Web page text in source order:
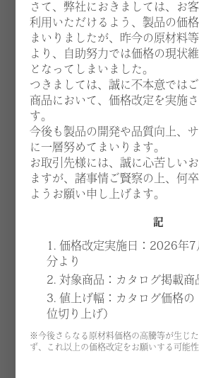
さて、弊社におきましては、お
利用いただけるよう、製品の価
まいりましたが、昨今の原材料
より、自助努力では価格の現状
となってしまいました。
つきましては、誠に不本意では
商品において、価格改定を実施
す。
今後も製品の開発や品質向上、
に一層努めてまいります。
お取引先様には、誠に心苦しい
ますが、諸事情ご賢察の上、何
ようお願い申し上げます。
記
1. 価格改定実施日：2026年
分より
2. 対象商品：カタログ掲載
3. 値上げ幅：カタログ価格
位切り上げ）
※今後さらなる原材料価格の高騰等が生じ
ず、これ以上の価格改定をお願いする可能性
N118